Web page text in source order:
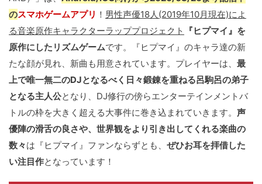
のスマホゲームアプリ ！ 男性声優18人(2019年10月現在)によ
る音楽原作キャラクターラッププロジェクト
『ヒプマイ』を
原作にしたリズムゲームです。『ヒプマイ』のキャラ達の新
たな顔が見れ、新曲も用意されています。プレイヤーは、 最
上で唯一無二のDJとなるべく日々鍛錬を重ねる呂駒呂の弟子
となる主人公となり、DJ修行の傍らエンターテインメントバ
トルの枠を大きく超える大事件に巻き込まれていきます。 声
優陣の滑舌の良さや、世界観をより引き出してくれる楽曲の
数々は『ヒプマイ』ファンならずとも、 ぜひお耳を拝借した
い注目作となっています！